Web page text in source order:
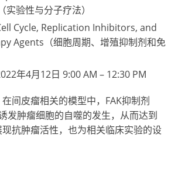
验性与分子疗法）
Cycle, Replication Inhibitors, and
Agents（细胞周期、增殖抑制剂和免
年4月12日 9:00 AM – 12:30 PM
间皮瘤相关的模型中，FAK抑制剂
发肿瘤细胞的自噬的发生，从而达到
抗肿瘤活性，也为相关临床实验的设